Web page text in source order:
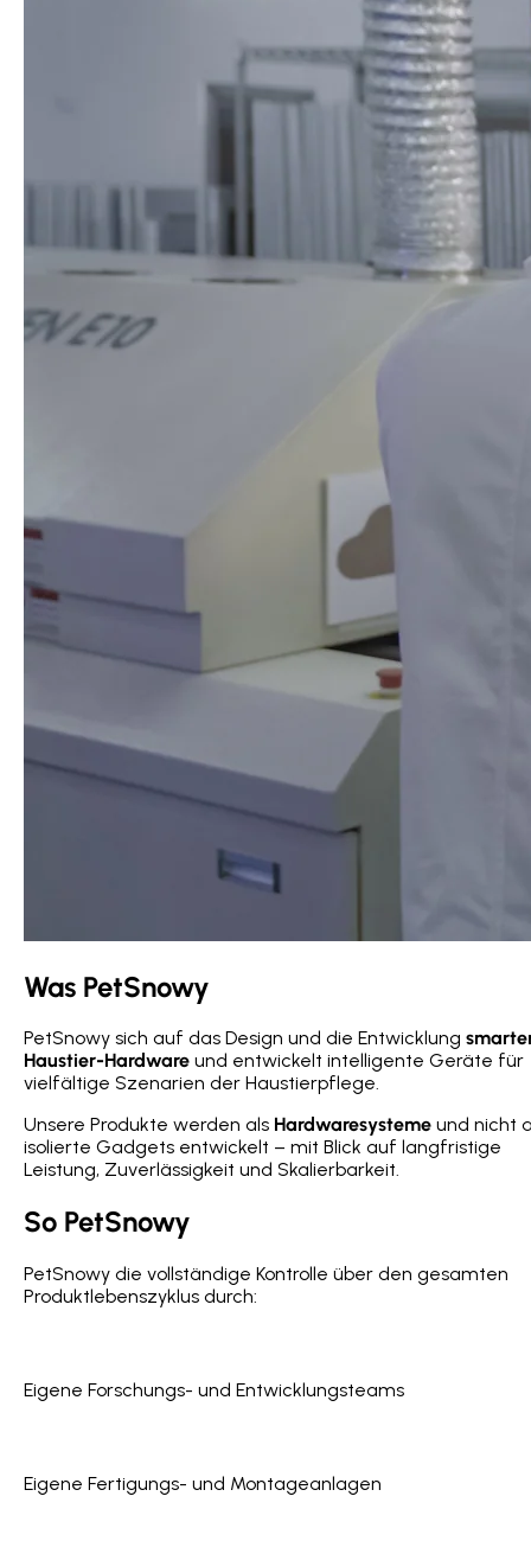
Was PetSnowy
PetSnowy sich auf das Design und die Entwicklung
Haustier-Hardware und entwickelt intelligente Geräte für
vielfältige Szenarien der Haustierpflege.
Unsere Produkte werden als Hardwaresysteme und nicht
isolierte Gadgets entwickelt – mit Blick auf langfristige
Leistung, Zuverlässigkeit und Skalierbarkeit.
So PetSnowy
PetSnowy die vollständige Kontrolle über den gesamten
Produktlebenszyklus durch:
Eigene Forschungs- und Entwicklungsteams
Eigene Fertigungs- und Montageanlagen